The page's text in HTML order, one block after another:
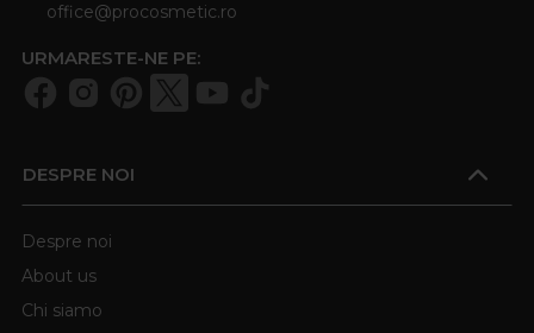
office@procosmetic.ro
URMARESTE-NE PE:
DESPRE NOI
Despre noi
About us
Chi siamo